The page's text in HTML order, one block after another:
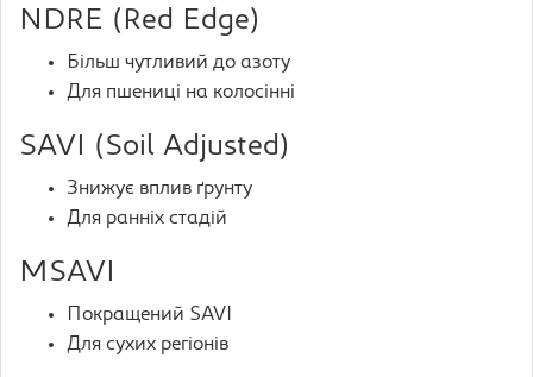
NDRE (Red Edge)
Більш чутливий до азоту
Для пшениці на колосінні
SAVI (Soil Adjusted)
Знижує вплив ґрунту
Для ранніх стадій
MSAVI
Покращений SAVI
Для сухих регіонів